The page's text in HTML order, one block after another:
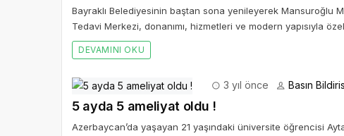
Bayraklı Belediyesinin baştan sona yenileyerek Mansuroğlu
Tedavi Merkezi, donanımı, hizmetleri ve modern yapısıyla
DEVAMINI OKU
3 yıl önce Basın
5 ayda 5 ameliyat oldu !
Azerbaycan’da yaşayan 21 yaşındaki üniversite öğrencisi